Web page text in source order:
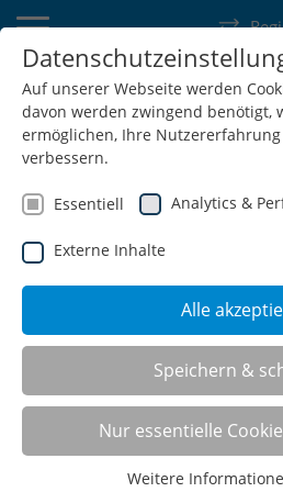
Deutschland Schweiz Österreich
Luxemburg Niederlande Wallonie
Reihenwerkbänke
Auf unserer Webseite werden
davon werden zwingend benötigt,
ermöglichen, Ihre
verbessern.
Essentiell Analytics &
Externe Inhalte
Alle
Speichern &
Nur essentielle
Weitere